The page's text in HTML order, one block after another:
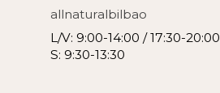
allnaturalbilbao
L/V: 9:00-14:00 / 17:30-20:00
S: 9:30-13:30